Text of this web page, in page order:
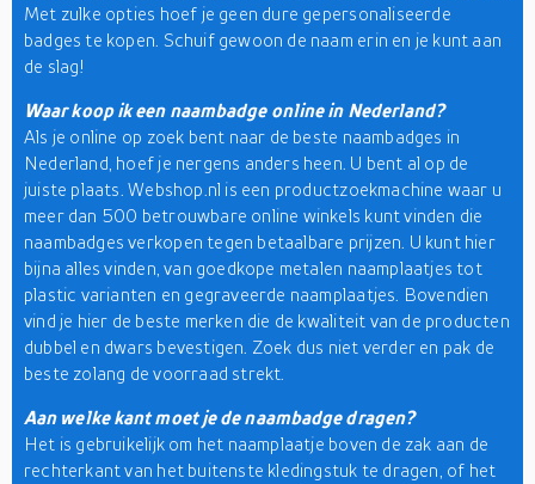
Met zulke opties hoef je geen dure gepersonaliseerde
badges te kopen. Schuif gewoon de naam erin en je kunt aan
de slag!
Waar koop ik een naambadge online in Nederland?
Als je online op zoek bent naar de beste naambadges in
Nederland, hoef je nergens anders heen. U bent al op de
juiste plaats. Webshop.nl is een productzoekmachine waar u
meer dan 500 betrouwbare online winkels kunt vinden die
naambadges verkopen tegen betaalbare prijzen. U kunt hier
bijna alles vinden, van goedkope metalen naamplaatjes tot
plastic varianten en gegraveerde naamplaatjes. Bovendien
vind je hier de beste merken die de kwaliteit van de producten
dubbel en dwars bevestigen. Zoek dus niet verder en pak de
beste zolang de voorraad strekt.
Aan welke kant moet je de naambadge dragen?
Het is gebruikelijk om het naamplaatje boven de zak aan de
rechterkant van het buitenste kledingstuk te dragen, of het